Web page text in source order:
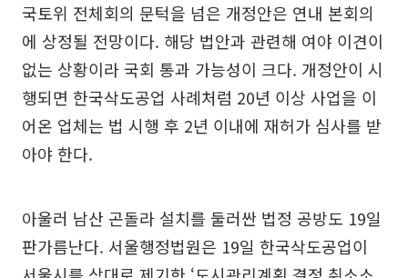
국토위 전체회의 문턱을 넘은 개정안은 연내 본회의
에 상정될 전망이다. 해당 법안과 관련해 여야 이견이
없는 상황이라 국회 통과 가능성이 크다. 개정안이 시
행되면 한국삭도공업 사례처럼 20년 이상 사업을 이
어온 업체는 법 시행 후 2년 이내에 재허가 심사를 받
아야 한다.
아울러 남산 곤돌라 설치를 둘러싼 법정 공방도 19일
판가름난다. 서울행정법원은 19일 한국삭도공업이